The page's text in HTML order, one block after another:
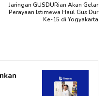
Jaringan GUSDURian Akan Gelar
Perayaan Istimewa Haul Gus Dur
Ke-15 di Yogyakarta